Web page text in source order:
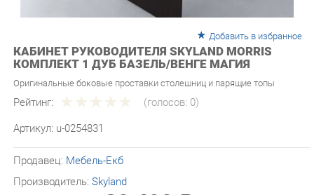
КАБИНЕТ РУКОВОДИТЕЛЯ SKYLAND MORRIS
КОМПЛЕКТ 1 ДУБ БАЗЕЛЬ/ВЕНГЕ МАГИЯ
Оригинальные боковые проставки столешниц и парящие топы
Рейтинг: (голосов:0)
u-0254831
Производитель:Skyland
Последняя цена: 80 490 ₽